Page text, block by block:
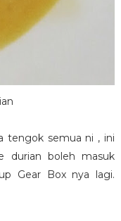
tengok semua ni , ini
durian boleh masuk
Gear Box nya lagi.